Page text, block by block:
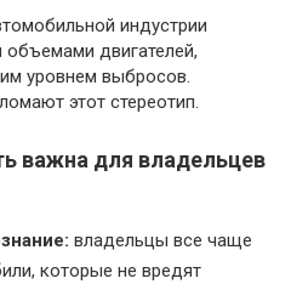
индустрии
двигателей,
уровнем выбросов.
этот стереотип.
важна для владельцев
владельцы все чаще
которые не вредят